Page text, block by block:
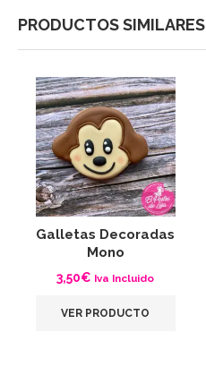
PRODUCTOS SIMILARES
Galletas Decoradas
Mono
3,50€ Iva Incluido
VER PRODUCTO